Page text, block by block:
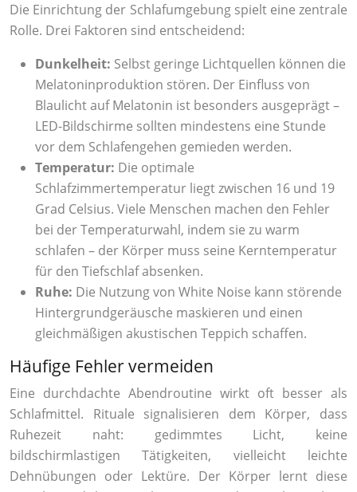
Die Einrichtung der Schlafumgebung spielt eine zentrale
Rolle. Drei Faktoren sind entscheidend:
Dunkelheit: Selbst geringe Lichtquellen können die
Melatoninproduktion stören. Der Einfluss von
Blaulicht auf Melatonin ist besonders ausgeprägt –
LED-Bildschirme sollten mindestens eine Stunde
vor dem Schlafengehen gemieden werden.
Temperatur: Die optimale
Schlafzimmertemperatur liegt zwischen 16 und 19
Grad Celsius. Viele Menschen machen den Fehler
bei der Temperaturwahl, indem sie zu warm
schlafen – der Körper muss seine Kerntemperatur
für den Tiefschlaf absenken.
Ruhe: Die Nutzung von White Noise kann störende
Hintergrundgeräusche maskieren und einen
gleichmäßigen akustischen Teppich schaffen.
Häufige Fehler vermeiden
Eine durchdachte Abendroutine wirkt oft besser als
Schlafmittel. Rituale signalisieren dem Körper, dass
Ruhezeit naht: gedimmtes Licht, keine
bildschirmlastigen Tätigkeiten, vielleicht leichte
Dehnübungen oder Lektüre. Der Körper lernt diese